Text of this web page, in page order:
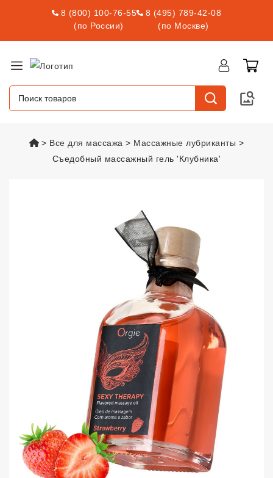
8 (800) 100-76-55
(по России)
8 (495) 789-42-08
(по Москве)
vsexshop.ru
Все для массажа
Массажные лубриканты
Съедобный массажный гель 'Клубника'